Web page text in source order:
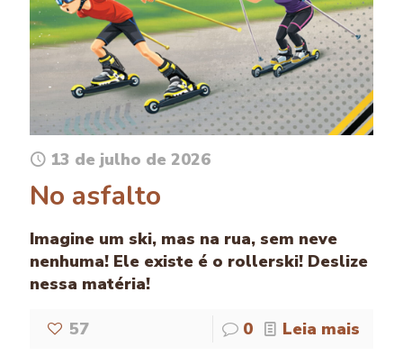
13 de julho de 2026
No asfalto
Imagine um ski, mas na rua, sem neve
nenhuma! Ele existe é o rollerski! Deslize
nessa matéria!
57 0 Leia mais